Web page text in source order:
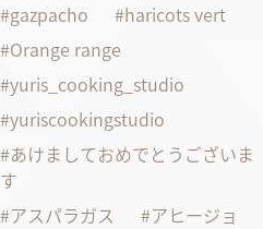
gazpacho
haricots vert
Orange range
yuris_cooking_studio
yuriscookingstudio
あけましておめでとうございま
す
アスパラガス
アヒージョ